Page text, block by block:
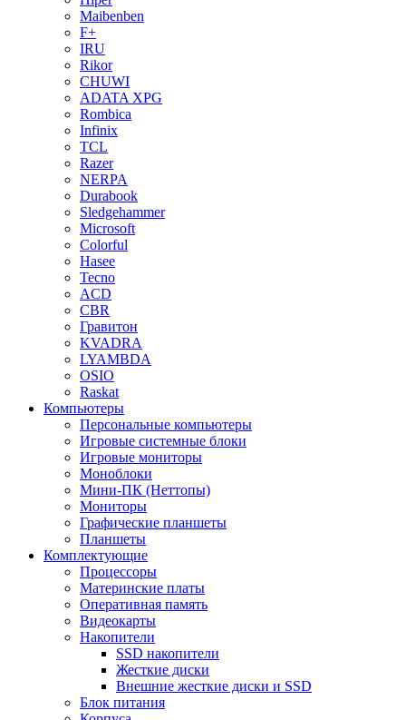
Maibenben
F+
IRU
Rikor
CHUWI
ADATA XPG
Rombica
Infinix
TCL
Razer
NERPA
Durabook
Sledgehammer
Microsoft
Colorful
Hasee
Tecno
ACD
CBR
Гравитон
KVADRA
LYAMBDA
OSIO
Raskat
Компьютеры
Персональные компьютеры
Игровые системные блоки
Игровые мониторы
Моноблоки
Мини-ПК (Неттопы)
Мониторы
Графические планшеты
Планшеты
Комплектующие
Процессоры
Материнские платы
Оперативная память
Видеокарты
Накопители
SSD накопители
Жесткие диски
Внешние жесткие диски и SSD
Блок питания